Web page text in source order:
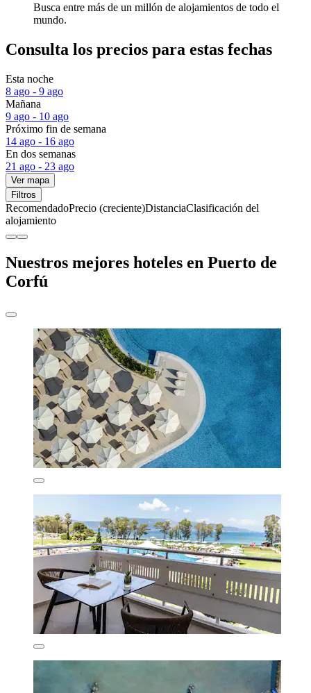
Busca entre más de un millón de alojamientos de todo el
mundo.
Consulta los precios para estas fechas
Esta noche
8 ago - 9 ago
Mañana
9 ago - 10 ago
Próximo fin de semana
14 ago - 16 ago
En dos semanas
21 ago - 23 ago
Ver mapa
Filtros
RecomendadoPrecio (creciente)DistanciaClasificación del
alojamiento
Nuestros mejores hoteles en Puerto de
Corfú